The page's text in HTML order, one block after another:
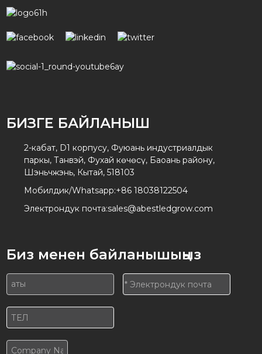
БИЗГЕ БАЙЛАНЫШ
2-кабат, D1 корпусу, Фуюань индустриалдык
паркы, Танвэй, Фухай көчөсү, Баоань району,
Шэньчжэнь, Кытай, 518103
Мобилдик/Whatsapp:+86 18038122504
Электрондук почта:sales@abestledgrow.com
Биз менен байланышыңыз